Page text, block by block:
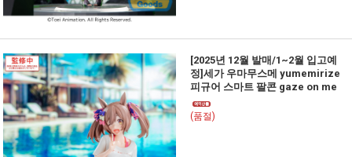
[2025년 12월 발매/1~2월 입고예
정]세가 우마무스메 yumemirize
피규어 스마트 팔콘 gaze on me
(품절)